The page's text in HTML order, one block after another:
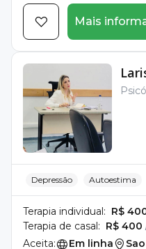
Mais
Depressão Autoestima
Terapia individual: R$
Terapia de casal: R$ 400
Aceita:
Em linha